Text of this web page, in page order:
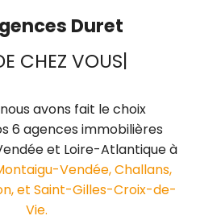
Duret
CHEZ VOUS|
avons fait le choix
6 agences immobilières
et Loire-Atlantique à
Vendée, Challans,
et Saint-Gilles-Croix-de-
Vie.